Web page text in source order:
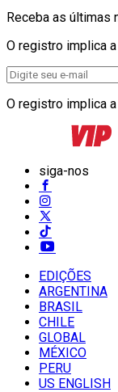
Receba as últimas
O registro implica
O registro implica
siga-nos
EDIÇÕES
ARGENTINA
BRASIL
CHILE
GLOBAL
MÉXICO
PERU
US ENGLISH